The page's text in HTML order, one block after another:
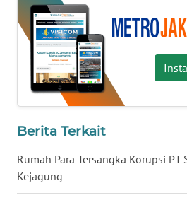
Berita Terkait
Rumah Para Tersangka Korupsi
Kejagung
WN
MALUKU
WN
MALUT
WN